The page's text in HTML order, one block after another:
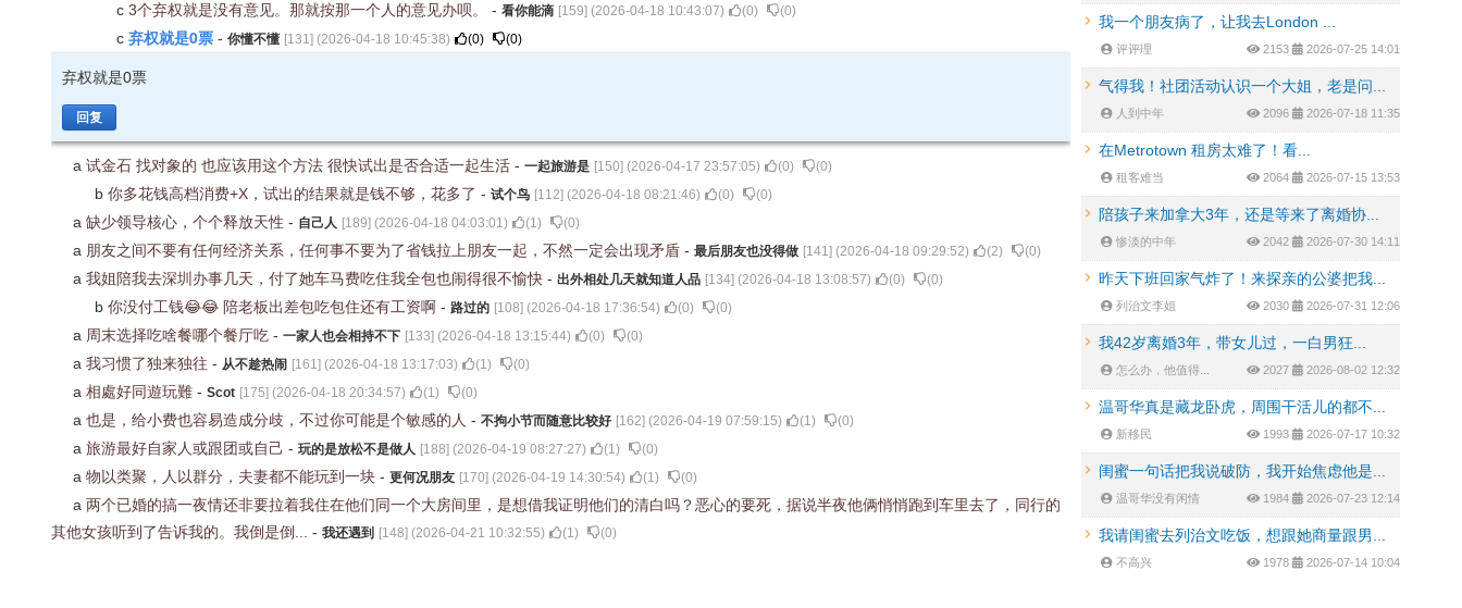
c 3个弃权就是没有意见。那就按那一个人的意见办呗。 - 看你能滴 [159] (2026-04-18 10:43:07) (0) (0)
c 弃权就是0票 - 你懂不懂 [131] (2026-04-18 10:45:38) (0) (0)
弃权就是0票
回复
a 试金石 找对象的 也应该用这个方法 很快试出是否合适一起生活 - 一起旅游是 [150] (2026-04-17 23:57:05) (0) (0)
b 你多花钱高档消费+X，试出的结果就是钱不够，花多了 - 试个鸟 [112] (2026-04-18 08:21:46) (0) (0)
a 缺少领导核心，个个释放天性 - 自己人 [189] (2026-04-18 04:03:01) (1) (0)
a 朋友之间不要有任何经济关系，任何事不要为了省钱拉上朋友一起，不然一定会出现矛盾 - 最后朋友也没得做 [141] (2026-04-18 09:29:52) (2) (0)
a 我姐陪我去深圳办事几天，付了她车马费吃住我全包也闹得很不愉快 - 出外相处几天就知道人品 [134] (2026-04-18 13:08:57) (0) (0)
b 你没付工钱😂😂 陪老板出差包吃包住还有工资啊 - 路过的 [108] (2026-04-18 17:36:54) (0) (0)
a 周末选择吃啥餐哪个餐厅吃 - 一家人也会相持不下 [133] (2026-04-18 13:15:44) (0) (0)
a 我习惯了独来独往 - 从不趁热闹 [161] (2026-04-18 13:17:03) (1) (0)
a 相處好同遊玩難 - Scot [175] (2026-04-18 20:34:57) (1) (0)
a 也是，给小费也容易造成分歧，不过你可能是个敏感的人 - 不拘小节而随意比较好 [162] (2026-04-19 07:59:15) (1) (0)
a 旅游最好自家人或跟团或自己 - 玩的是放松不是做人 [188] (2026-04-19 08:27:27) (1) (0)
a 物以类聚，人以群分，夫妻都不能玩到一块 - 更何况朋友 [170] (2026-04-19 14:30:54) (1) (0)
a 两个已婚的搞一夜情还非要拉着我住在他们同一个大房间里，是想借我证明他们的清白吗？恶心的要死，据说半夜他俩悄悄跑到车里去了，同行的
其他女孩听到了告诉我的。我倒是倒... - 我还遇到 [148] (2026-04-21 10:32:55) (1) (0)
我一个朋友病了，让我去London ...
评评理 2153 2026-07-25 14:01
气得我！社团活动认识一个大姐，老是问...
人到中年 2096 2026-07-18 11:35
在Metrotown 租房太难了！看...
租客难当 2064 2026-07-15 13:53
陪孩子来加拿大3年，还是等来了离婚协...
惨淡的中年 2042 2026-07-30 14:11
昨天下班回家气炸了！来探亲的公婆把我...
列治文李姐 2030 2026-07-31 12:06
我42岁离婚3年，带女儿过，一白男狂...
怎么办，他值得... 2027 2026-08-02 12:32
温哥华真是藏龙卧虎，周围干活儿的都不...
新移民 1993 2026-07-17 10:32
闺蜜一句话把我说破防，我开始焦虑他是...
温哥华没有闲情 1984 2026-07-23 12:14
我请闺蜜去列治文吃饭，想跟她商量跟男...
不高兴 1978 2026-07-14 10:04